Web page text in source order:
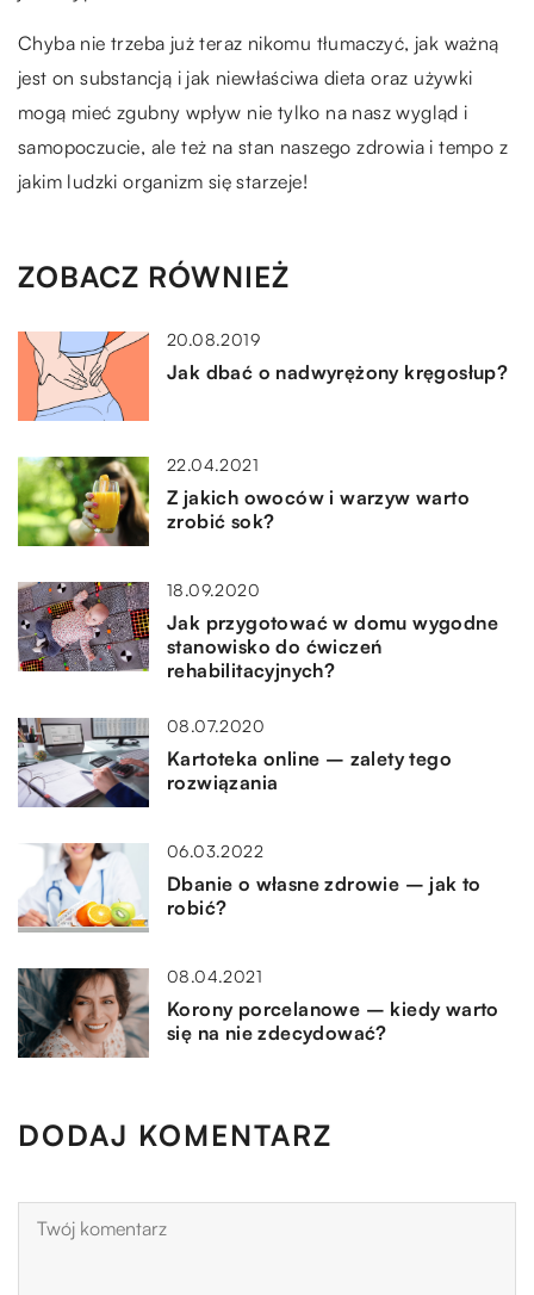
Chyba nie trzeba już teraz nikomu tłumaczyć, jak ważną
jest on substancją i jak niewłaściwa dieta oraz używki
mogą mieć zgubny wpływ nie tylko na nasz wygląd i
samopoczucie, ale też na stan naszego zdrowia i tempo z
jakim ludzki organizm się starzeje!
ZOBACZ RÓWNIEŻ
20.08.2019
Jak dbać o nadwyrężony kręgosłup?
22.04.2021
Z jakich owoców i warzyw warto
zrobić sok?
18.09.2020
Jak przygotować w domu wygodne
stanowisko do ćwiczeń
rehabilitacyjnych?
08.07.2020
Kartoteka online – zalety tego
rozwiązania
06.03.2022
Dbanie o własne zdrowie – jak to
robić?
08.04.2021
Korony porcelanowe – kiedy warto
się na nie zdecydować?
DODAJ KOMENTARZ